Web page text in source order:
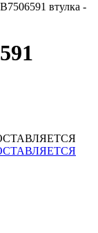
втулка -